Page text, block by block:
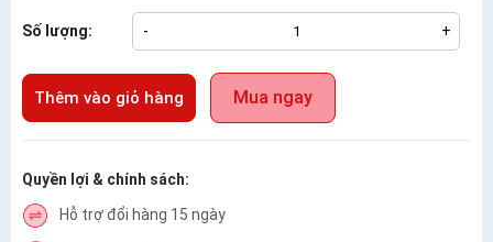
Số lượng: - +
Thêm vào giỏ hàng Mua ngay
Quyền lợi & chính sách:
Hỗ trợ đổi hàng 15 ngày